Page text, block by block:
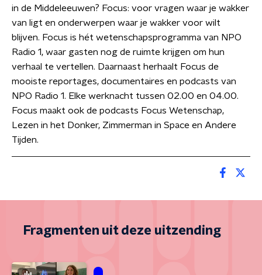
in de Middeleeuwen? Focus: voor vragen waar je wakker
van ligt en onderwerpen waar je wakker voor wilt
blijven. Focus is hét wetenschapsprogramma van NPO
Radio 1, waar gasten nog de ruimte krijgen om hun
verhaal te vertellen. Daarnaast herhaalt Focus de
mooiste reportages, documentaires en podcasts van
NPO Radio 1. Elke werknacht tussen 02.00 en 04.00.
Focus maakt ook de podcasts Focus Wetenschap,
Lezen in het Donker, Zimmerman in Space en Andere
Tijden.
Fragmenten uit deze uitzending